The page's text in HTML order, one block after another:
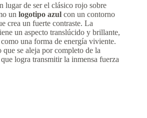
lugar de ser el clásico rojo sobre
un logotipo azul con un contorno
crea un fuerte contraste. La
un aspecto translúcido y brillante,
una forma de energía viviente.
se aleja por completo de la
logra transmitir la inmensa fuerza